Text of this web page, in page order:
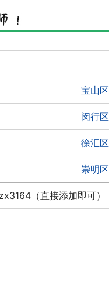
宝山区
闵行区
徐汇区
崇明区
（直接添加即可）